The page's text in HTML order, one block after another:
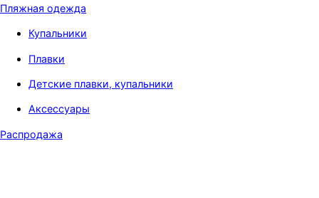
Пляжная одежда
Купальники
Плавки
Детские плавки, купальники
Аксессуары
Распродажа